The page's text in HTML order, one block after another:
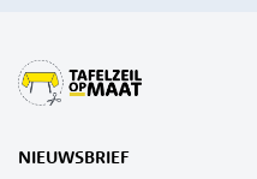
NIEUWSBRIEF